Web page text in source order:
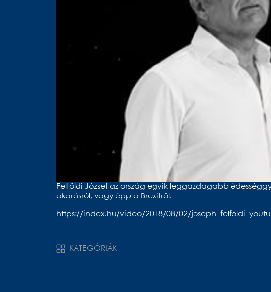
Felföldi József az ország egyik leggazdagabb
akarásról, vagy épp a Brexitről.
https://index.hu/video/2018/08/02/
KATEGÓRIÁK